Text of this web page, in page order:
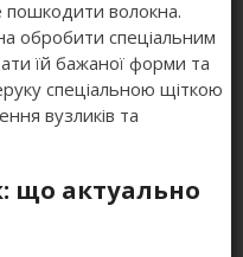
пошкодити волокна.
обробити спеціальним
їй бажаної форми та
спеціальною щіткою
вузликів та
що актуально